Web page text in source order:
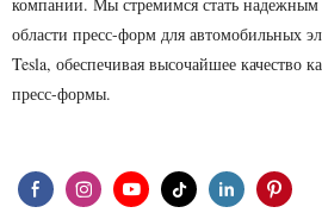
области пресс-форм для автомобильных
Tesla, обеспечивая высочайшее качество
пресс-формы.